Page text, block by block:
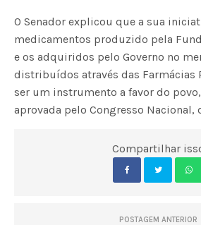
O Senador explicou que a sua
medicamentos produzido pela
e os adquiridos pelo Governo no
distribuídos através das Farmácias
ser um instrumento a favor do
aprovada pelo Congresso Nacional,
Compartilhar
POSTAGEM ANTERIOR